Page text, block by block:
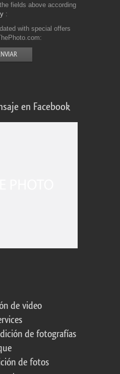
fields above according
with special offers
en Facebook
de video
de fotografías
de fotos